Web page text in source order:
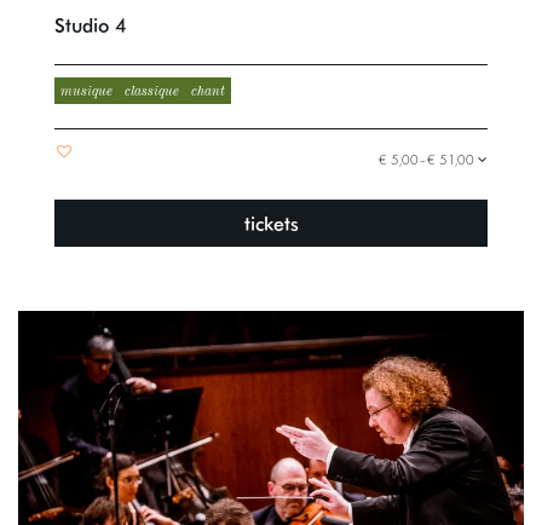
Studio 4
musique classique chant
€ 5,00–€ 51,00
tickets